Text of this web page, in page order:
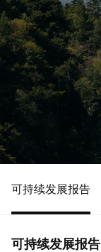
可持续发展报告
可持续发展报告